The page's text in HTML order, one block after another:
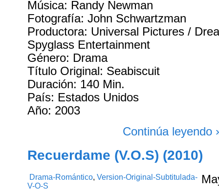
Música: Randy Newman
Fotografía: John Schwartzman
Productora: Universal Pictures /
Spyglass Entertainment
Género: Drama
Título Original: Seabiscuit
Duración: 140 Min.
País: Estados Unidos
Año: 2003
Continúa leyendo
Recuerdame (V.O.S) (2010)
Drama-Romántico,Version-Original-Subtitulada-
V-O-S